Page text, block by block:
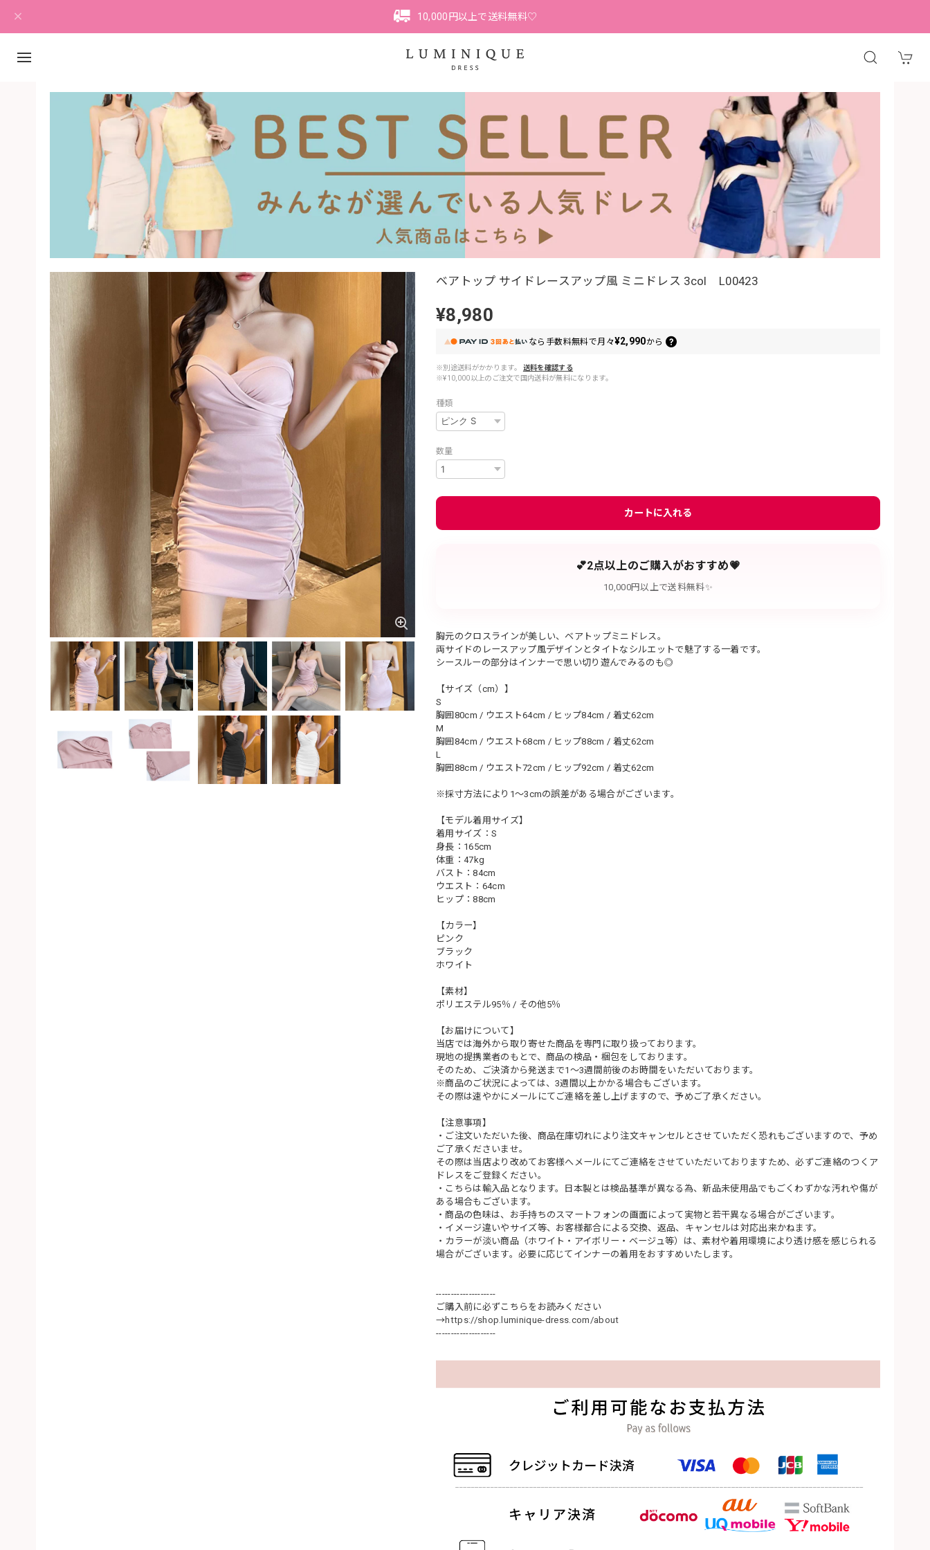
10,000円以上で送料無料♡
ベアトップ サイドレースアップ風 ミニドレス 3col L00423
¥8,980
なら 手数料無料で月々¥2,990から
※別途送料がかかります。
送料を確認する
※¥10,000以上のご注文で国内送料が無料になります。
種類
数量
カートに入れる
💕2点以上のご購入がおすすめ💗
10,000円以上で送料無料✨
胸元のクロスラインが美しい、ベアトップミニドレス。
両サイドのレースアップ風デザインとタイトなシルエットで魅了する一着です。
シースルーの部分はインナーで思い切り遊んでみるのも◎
【サイズ（cm）】
S
胸囲80cm / ウエスト64cm / ヒップ84cm / 着丈62cm
M
胸囲84cm / ウエスト68cm / ヒップ88cm / 着丈62cm
L
胸囲88cm / ウエスト72cm / ヒップ92cm / 着丈62cm
※採寸方法により1～3cmの誤差がある場合がございます。
【モデル着用サイズ】
着用サイズ：S
身長：165cm
体重：47kg
バスト：84cm
ウエスト：64cm
ヒップ：88cm
【カラー】
ピンク
ブラック
ホワイト
【素材】
ポリエステル95％ / その他5％
【お届けについて】
当店では海外から取り寄せた商品を専門に取り扱っております。
現地の提携業者のもとで、商品の検品・梱包をしております。
そのため、ご決済から発送まで1～3週間前後のお時間をいただいております。
※商品のご状況によっては、3週間以上かかる場合もございます。
その際は速やかにメールにてご連絡を差し上げますので、予めご了承ください。
【注意事項】
・ご注文いただいた後、商品在庫切れにより注文キャンセルとさせていただく恐れもございますので、予め
ご了承くださいませ。
その際は当店より改めてお客様へメールにてご連絡をさせていただいておりますため、必ずご連絡のつくア
ドレスをご登録ください。
・こちらは輸入品となります。日本製とは検品基準が異なる為、新品未使用品でもごくわずかな汚れや傷が
ある場合もございます。
・商品の色味は、お手持ちのスマートフォンの画面によって実物と若干異なる場合がございます。
・イメージ違いやサイズ等、お客様都合による交換、返品、キャンセルは対応出来かねます。
・カラーが淡い商品（ホワイト・アイボリー・ベージュ等）は、素材や着用環境により透け感を感じられる
場合がございます。必要に応じてインナーの着用をおすすめいたします。
--------------------
ご購入前に必ずこちらをお読みください
→https://shop.luminique-dress.com/about
--------------------